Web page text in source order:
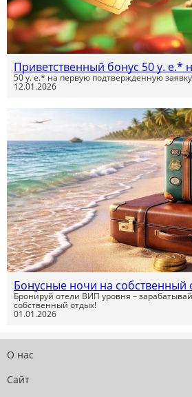
Приветственный бонус 50 у. е.*
50 у. е.* на первую подтвержденную заявку
12.01.2026
Бонусные ночи на собственный
Бронируй отели ВИП уровня –
собственный отдых!
01.01.2026
О нас
Сайт